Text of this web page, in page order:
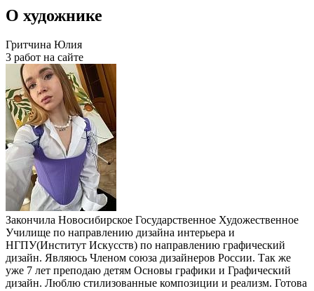
О художнике
Гритчина Юлия
3 работ на сайте
Закончила Новосибирское Государственное Художественное
Училище по направлению дизайна интерьера и
НГПУ(Институт Искусств) по направлению графический
дизайн. Являюсь Членом союза дизайнеров России. Так же
уже 7 лет преподаю детям Основы графики и Графический
дизайн. Люблю стилизованные композиции и реализм. Готова